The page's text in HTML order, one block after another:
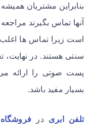
بنابراین مشتریان همیشه
آنها تماس بگیرند مراجعه
است زیرا تماس ها اغلب
سنتی هستند. در نهایت،
پست صوتی را ارائه
بسیار مفید باشد.
تلفن ابری در فروشگاه